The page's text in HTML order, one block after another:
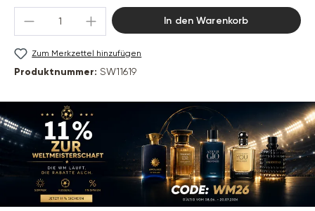
Produkt Anzahl: Gib den gewünschten
In den Warenkorb
Zum Merkzettel hinzufügen
Produktnummer: SW11619